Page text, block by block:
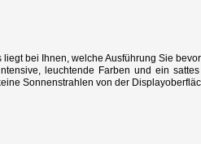
bei Ihnen, welche Ausführung Sie
leuchtende Farben und ein
Sonnenstrahlen von der